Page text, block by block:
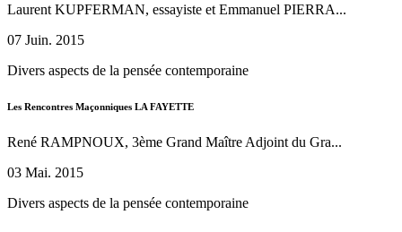
Laurent KUPFERMAN, essayiste et Emmanuel PIERRA...
07 Juin. 2015
Divers aspects de la pensée contemporaine
Les Rencontres Maçonniques LA FAYETTE
René RAMPNOUX, 3ème Grand Maître Adjoint du Gra...
03 Mai. 2015
Divers aspects de la pensée contemporaine